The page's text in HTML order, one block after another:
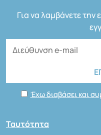
Για να λαμβάνετε
Έχω διαβάσει και
Ταυτότητα